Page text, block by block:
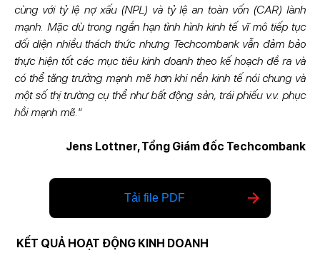
cùng với tỷ lệ nợ xấu (NPL) và tỷ lệ an toàn vốn (CAR) lành
mạnh. Mặc dù trong ngắn hạn tình hình kinh tế vĩ mô tiếp tục
đối diện nhiều thách thức nhưng Techcombank vẫn đảm bảo
thực hiện tốt các mục tiêu kinh doanh theo kế hoạch đề ra và
có thể tăng trưởng mạnh mẽ hơn khi nền kinh tế nói chung và
một số thị trường cụ thể như bất động sản, trái phiếu v.v. phục
hồi mạnh mẽ."
Jens Lottner, Tổng Giám đốc Techcombank
Tải file PDF
KẾT QUẢ HOẠT ĐỘNG KINH DOANH